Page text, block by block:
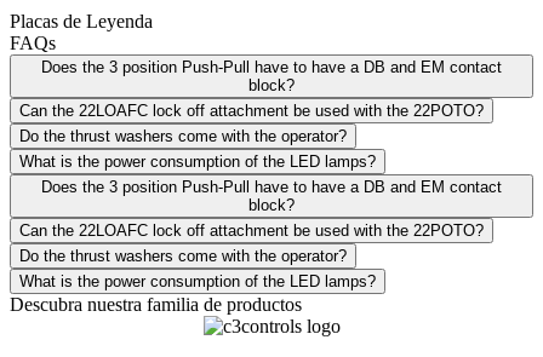
Placas de Leyenda
FAQs
Does the 3 position Push-Pull have to have a DB and EM contact
block?
Can the 22LOAFC lock off attachment be used with the 22POTO?
Do the thrust washers come with the operator?
What is the power consumption of the LED lamps?
Does the 3 position Push-Pull have to have a DB and EM contact
block?
Can the 22LOAFC lock off attachment be used with the 22POTO?
Do the thrust washers come with the operator?
What is the power consumption of the LED lamps?
Descubra nuestra familia de productos